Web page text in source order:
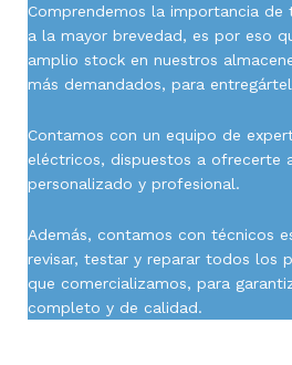
Comprendemos la importancia de
a la mayor brevedad, es por eso
amplio stock en nuestros
más demandados, para
Contamos con un equipo de
eléctricos, dispuestos a ofrecerte
personalizado y profesional.
Además, contamos con técnicos
revisar, testar y reparar todos los
que comercializamos, para
completo y de calidad.